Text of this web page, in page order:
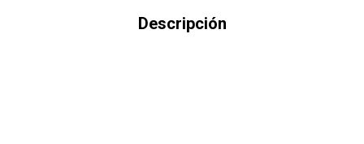
Descripción